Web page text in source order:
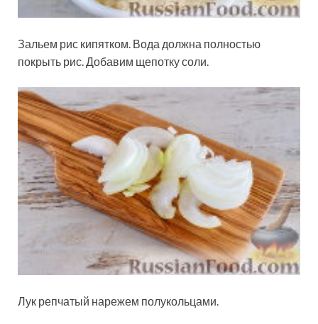
Зальем рис кипятком. Вода должна полностью
покрыть рис. Добавим щепотку соли.
Лук репчатый нарежем полукольцами.